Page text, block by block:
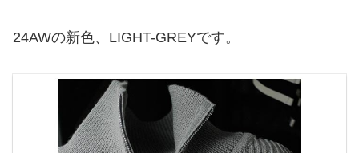
24AWの新色、LIGHT-GREYです。